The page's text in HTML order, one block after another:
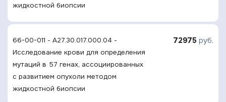
жидкостной биопсии
66-00-011 - A27.30.017.000.04 -
Исследование крови для определения
мутаций в 57 генах, ассоциированных
с развитием опухоли методом
жидкостной биопсии
72975 руб.